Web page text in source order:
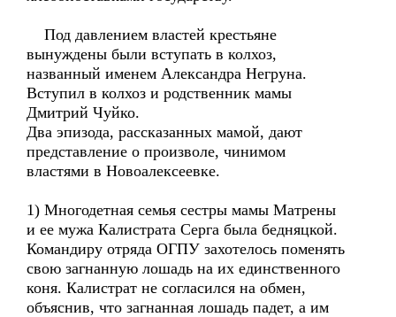
Под давлением властей крестьяне
вынуждены были вступать в колхоз,
названный именем Александра Негруна.
Вступил в колхоз и родственник мамы
Дмитрий Чуйко.
Два эпизода, рассказанных мамой, дают
представление о произволе, чинимом
властями в Новоалексеевке.
1) Многодетная семья сестры мамы Матрены
и ее мужа Калистрата Серга была бедняцкой.
Командиру отряда ОГПУ захотелось поменять
свою загнанную лошадь на их единственного
коня. Калистрат не согласился на обмен,
объяснив, что загнанная лошадь падет, а им